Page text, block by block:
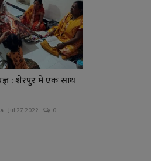
: शेरपुर में एक साथ
Jul 27, 2022 0